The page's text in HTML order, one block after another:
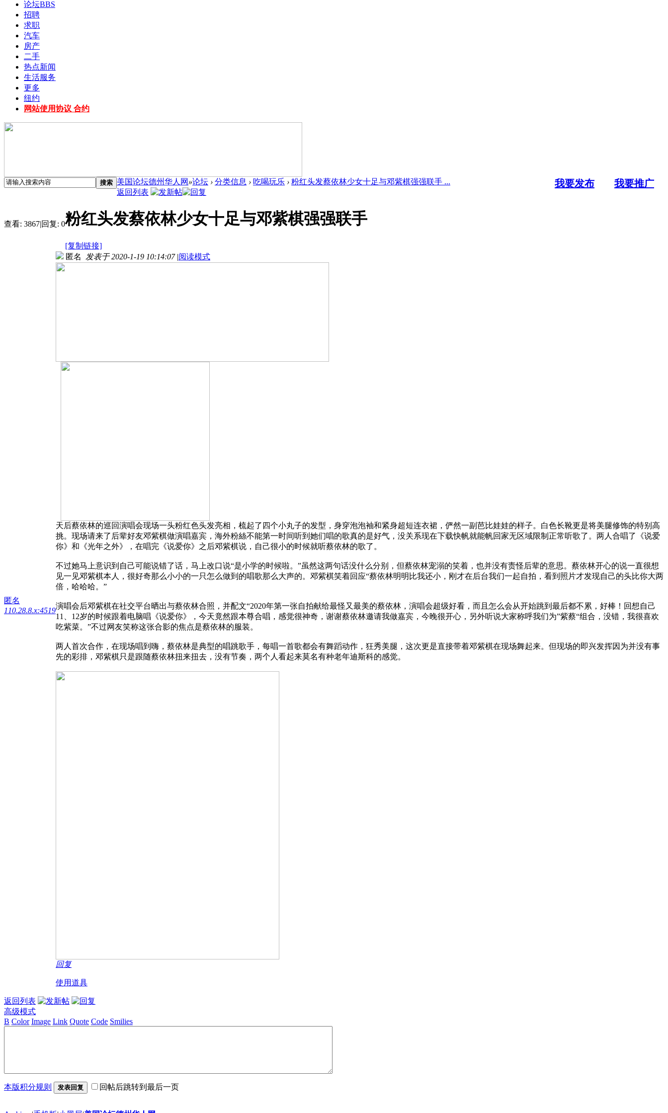
论坛BBS
招聘
求职
汽车
房产
二手
热点新闻
生活服务
更多
纽约
网站使用协议 合约
搜索 我要发布 我要推广
美国论坛德州华人网 »论坛 › 分类信息 › 吃喝玩乐 › 粉红头发蔡依林少女十足与邓紫棋强强联手 ...
返回列表
查看: 3867|回复: 0粉红头发蔡依林少女十足与邓紫棋强强联手
[复制链接]
匿名
110.28.8.x:4519
匿名 发表于 2020-1-19 10:14:07 |阅读模式
天后蔡依林的巡回演唱会现场一头粉红色头发亮相，梳起了四个小丸子的发型，身穿泡泡袖和紧身超短连衣裙，俨然一副芭比娃娃的样子。白色长靴更是将美腿修饰的特别高
挑。现场请来了后辈好友邓紫棋做演唱嘉宾，海外粉絲不能第一时间听到她们唱的歌真的是好气，没关系现在下载快帆就能帆回家无区域限制正常听歌了。两人合唱了《说爱
你》和《光年之外》，在唱完《说爱你》之后邓紫棋说，自己很小的时候就听蔡依林的歌了。
不过她马上意识到自己可能说错了话，马上改口说“是小学的时候啦。”虽然这两句话没什么分别，但蔡依林宠溺的笑着，也并没有责怪后辈的意思。蔡依林开心的说一直很想
见一见邓紫棋本人，很好奇那么小小的一只怎么做到的唱歌那么大声的。邓紫棋笑着回应“蔡依林明明比我还小，刚才在后台我们一起自拍，看到照片才发现自己的头比你大两
倍，哈哈哈。”
演唱会后邓紫棋在社交平台晒出与蔡依林合照，并配文“2020年第一张自拍献给最怪又最美的蔡依林，演唱会超级好看，而且怎么会从开始跳到最后都不累，好棒！回想自己
11、12岁的时候跟着电脑唱《说爱你》，今天竟然跟本尊合唱，感觉很神奇，谢谢蔡依林邀请我做嘉宾，今晚很开心，另外听说大家称呼我们为”紫蔡“组合，没错，我很喜欢
吃紫菜。”不过网友笑称这张合影的焦点是蔡依林的服装。
两人首次合作，在现场唱到嗨，蔡依林是典型的唱跳歌手，每唱一首歌都会有舞蹈动作，狂秀美腿，这次更是直接带着邓紫棋在现场舞起来。但现场的即兴发挥因为并没有事
先的彩排，邓紫棋只是跟随蔡依林扭来扭去，没有节奏，两个人看起来莫名有种老年迪斯科的感觉。
回复
使用道具
返回列表
高级模式
B Color Image Link Quote Code Smilies
本版积分规则 发表回复 回帖后跳转到最后一页